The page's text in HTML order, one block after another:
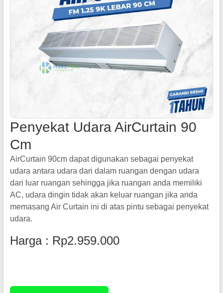
Penyekat Udara AirCurtain 90
Cm
AirCurtain 90cm dapat digunakan sebagai penyekat
udara antara udara dari dalam ruangan dengan udara
dari luar ruangan sehingga jika ruangan anda memiliki
AC, udara dingin tidak akan keluar ruangan jika anda
memasang Air Curtain ini di atas pintu sebagai penyekat
udara.
Harga : Rp2.959.000